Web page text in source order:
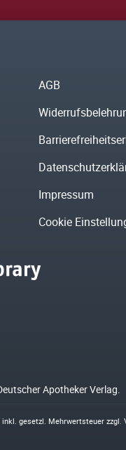
AGB
Impressum
Cookie
Apotheker Verlag.
gesetzl. Mehrwertsteuer zzgl.